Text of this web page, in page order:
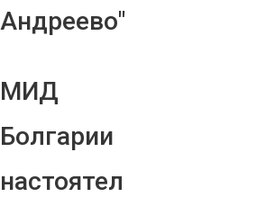
Андреево"
МИД
Болгарии
настоятел